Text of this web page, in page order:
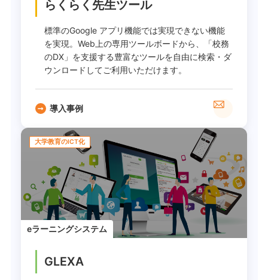
らくらく先生ツール
標準のGoogle アプリ機能では実現できない機能
を実現。Web上の専用ツールボードから、「校務
のDX」を支援する豊富なツールを自由に検索・ダ
ウンロードしてご利用いただけます。
導入事例
大学教育のICT化
eラーニングシステム
GLEXA